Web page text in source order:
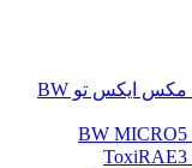
تعمیر و کالیبره دستگاه گازسنج مکس ایکس تو BW